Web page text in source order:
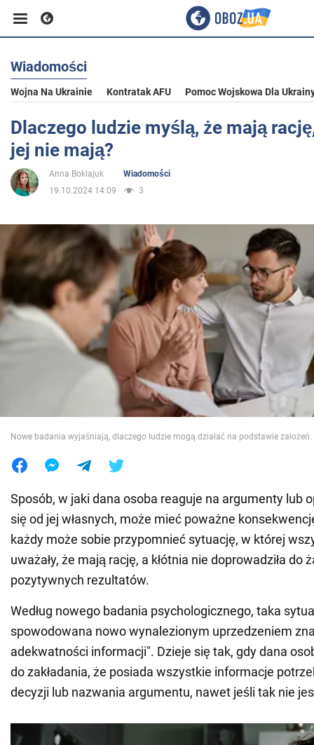
Biznes
Sport
Rozrywka
Polityka
Społeczeństwo
Wojna na Ukrainie
Jedzenie
Wiadomości
Wojna Na Ukrainie Kontratak AFU Pomoc Wojskowa Dla
Dlaczego ludzie myślą, że mają
jej nie mają?
Anna Boklajuk
Wiadomości
19.10.2024 14:09
3
Nowe badania wyjaśniają, dlaczego ludzie mogą działać na podstawie założeń.
Sposób, w jaki dana osoba reaguje na argumenty lub
się od jej własnych, może mieć poważne
każdy może sobie przypomnieć sytuację, w której
uważały, że mają rację, a kłótnia nie doprowadziła do
pozytywnych rezultatów.
Według nowego badania psychologicznego, taka
spowodowana nowo wynalezionym uprzedzeniem
adekwatności informacji". Dzieje się tak, gdy dana
do zakładania, że posiada wszystkie informacje
decyzji lub nazwania argumentu, nawet jeśli tak nie